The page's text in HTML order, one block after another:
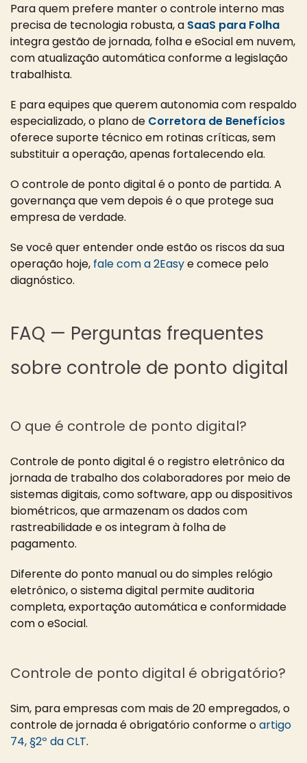
Para quem prefere manter o controle interno mas
precisa de tecnologia robusta, a SaaS para Folha
integra gestão de jornada, folha e eSocial em nuvem,
com atualização automática conforme a legislação
trabalhista.
E para equipes que querem autonomia com respaldo
especializado, o plano de Corretora de Benefícios
oferece suporte técnico em rotinas críticas, sem
substituir a operação, apenas fortalecendo ela.
O controle de ponto digital é o ponto de partida. A
governança que vem depois é o que protege sua
empresa de verdade.
Se você quer entender onde estão os riscos da sua
operação hoje, fale com a 2Easye comece pelo
diagnóstico.
FAQ — Perguntas frequentes
sobre controle de ponto digital
O que é controle de ponto digital?
Controle de ponto digital é o registro eletrônico da
jornada de trabalho dos colaboradores por meio de
sistemas digitais, como software, app ou dispositivos
biométricos, que armazenam os dados com
rastreabilidade e os integram à folha de
pagamento.
Diferente do ponto manual ou do simples relógio
eletrônico, o sistema digital permite auditoria
completa, exportação automática e conformidade
com o eSocial.
Controle de ponto digital é obrigatório?
Sim, para empresas com mais de 20 empregados, o
controle de jornada é obrigatório conforme oartigo
74, §2º da CLT.